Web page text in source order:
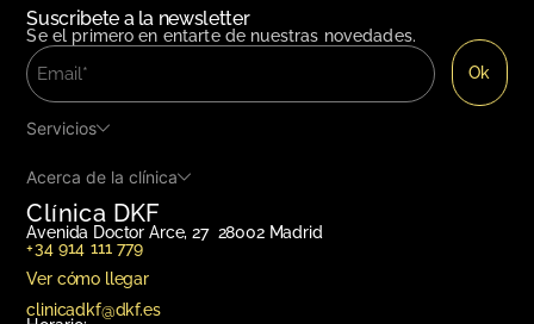
Sociedades
Científicas
Clínica DKF
Avenida Doctor Arce, 27 28002 Madrid
+34 914 111 779
Ver cómo llegar
clinicadkf@dkf.es
Suscribete a la newsletter
Se el primero en entarte de nuestras novedades.
Servicios
Acerca de la clínica